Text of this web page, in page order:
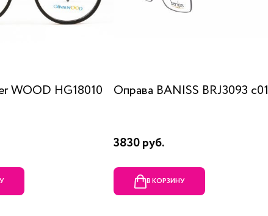
WOOD HG18010
Оправа BANISS BRJ3093 c01
3830 руб.
В КОРЗИНУ